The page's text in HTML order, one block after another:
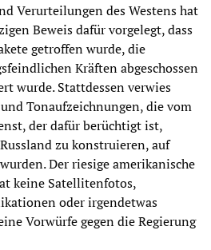
Verurteilungen des Westens hat
Beweis dafür vorgelegt, dass
getroffen wurde, die
Kräften abgeschossen
wurde. Stattdessen verwies
Tonaufzeichnungen, die vom
der dafür berüchtigt ist,
zu konstruieren, auf
Der riesige amerikanische
keine Satellitenfotos,
oder irgendetwas
Vorwürfe gegen die Regierung